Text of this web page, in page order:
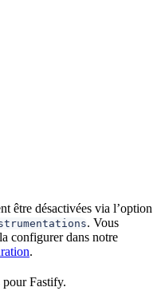
être désactivées via l’option
. Vous
configurer dans notre
.
Fastify.